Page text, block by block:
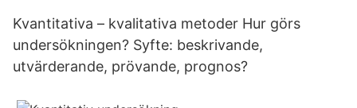
Kvantitativa – kvalitativa metoder Hur görs
undersökningen? Syfte: beskrivande,
utvärderande, prövande, prognos?